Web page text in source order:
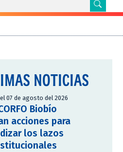
NOTICIAS
07 de agosto del 2026
Biobío
acciones para
los lazos